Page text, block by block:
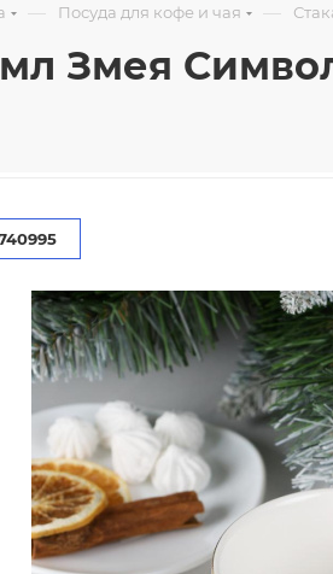
— Посуда для кофе и чая —
Змея